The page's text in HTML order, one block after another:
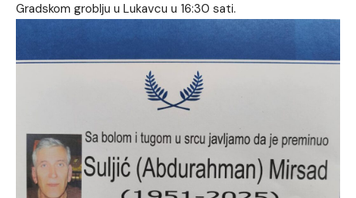
Gradskom groblju u Lukavcu u 16:30 sati.